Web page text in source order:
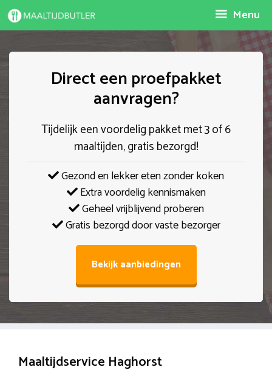
Spring
naar
Menu
Direct een proefpakket
aanvragen?
Tijdelijk een voordelig pakket met 3 of 6
maaltijden, gratis bezorgd!
Gezond en lekker eten zonder koken
Extra voordelig kennismaken
Geheel vrijblijvend proberen
Gratis bezorgd door vaste bezorger
Bekijk aanbiedingen
Maaltijdservice Haghorst